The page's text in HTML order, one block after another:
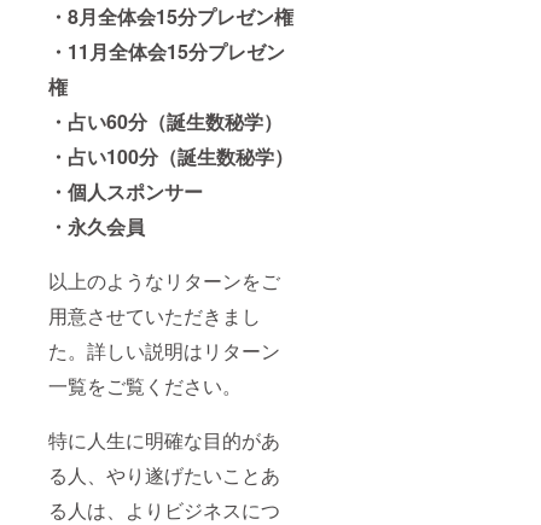
・8月全体会15分プレゼン権
・11月全体会15分プレゼン
権
・占い60分（誕生数秘学）
・占い100分（誕生数秘学）
・個人スポンサー
・永久会員
以上のようなリターンをご
用意させていただきまし
た。詳しい説明はリターン
一覧をご覧ください。
特に人生に明確な目的があ
る人、やり遂げたいことあ
る人は、よりビジネスにつ